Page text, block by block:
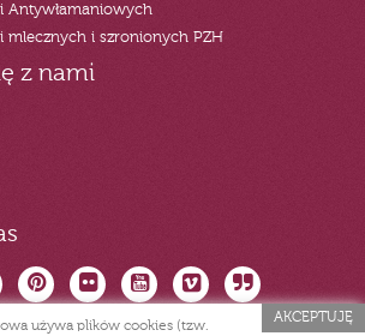
Antywłamaniowych
mlecznych i szronionych PZH
z nami
używa plików cookies (tzw.
AKCEPTUJĘ